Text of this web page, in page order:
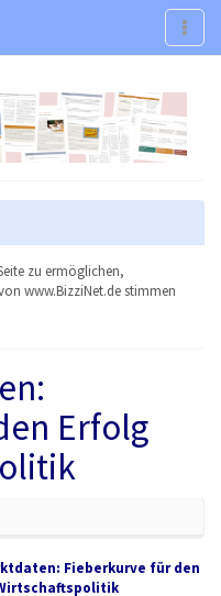
zu ermöglichen,
www.BizziNet.de stimmen
Erfolg
Fieberkurve für den